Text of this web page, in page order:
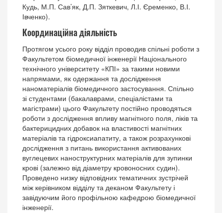
Кудь, М.П. Сав’як, Д.П. Зяткевич, Л.І. Єременко, В.І.
Івченко).
Координаційна діяльність
Протягом усього року відділ проводив спільні роботи з
Факультетом біомедичної інженерії Національного
технічного університету «КПІ» за такими новими
напрямами, як одержання та дослідження
наноматеріалів біомедичного застосування. Спільно
зі студентами (бакалаврами, спеціалістами та
магістрами) цього Факультету постійно проводяться
роботи з дослідження впливу магнітного поля, ліків та
бактерицидних добавок на властивості магнітних
матеріалів та гідроксиапатиту, а також розрахункові
дослідження з питань використання активованих
вуглецевих наноструктурних матеріалів для зупинки
крові (залежно від діаметру кровоносних судин).
Проведено низку відповідних тематичних зустрічей
між керівником відділу та деканом Факультету і
завідуючим його профільною кафедрою біомедичної
інженерії.